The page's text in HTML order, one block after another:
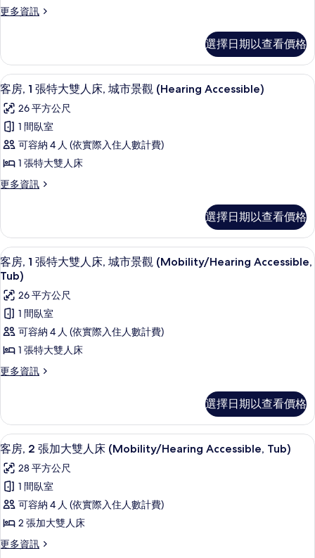
的
有
相
片
In
情
加
雙
人
床
(Hearing
Accessible)
的
所
有
更多資訊
更
2
張
加
雙
人
床
(Hearing
Accessible)
詳
選擇日期以查看價格
顯
示
客
房,
1
張
特
雙
人
床,
城
市
景
觀
(Hearing
Accessible)
有
相
片
高級寢具、客房內保險箱、書桌、筆
6
客房, 1 張特大雙人床, 城市景觀 (Hearing Accessible)
26 平方公尺
1 間臥室
可容納 4 人 (依實際入住人數計費)
1 張特大雙人床
更多資訊
更
1
張
特
大
人
床,
城
市
景
(Hearing
情
選擇日期以查看價格
顯
示
客
房,
張
大
人
床,
城
市
景
觀
(Mobility/Hearing
Accessible,
高級寢具、客房內保險箱、書桌、筆
6
客房, 1 張特大雙人床, 城市景觀 (Mobility/Hearing Accessible,
Tub)
26 平方公尺
1 間臥室
可容納 4 人 (依實際入住人數計費)
1 張特大雙人床
更多資訊
更
1
張
特
雙
人
床,
城
市
觀
選擇日期以查看價格
顯
示
客
房,
2
張
加
高級寢具、客房內保險箱、書桌、筆
4
客房, 2 張加大雙人床 (Mobility/Hearing Accessible, Tub)
28 平方公尺
1 間臥室
可容納 4 人 (依實際入住人數計費)
2 張加大雙人床
更多資訊
更